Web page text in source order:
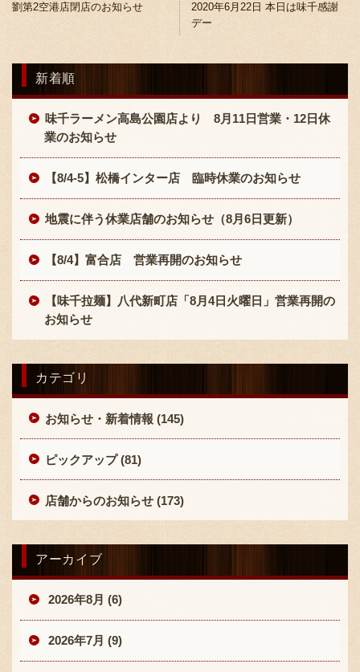
〒869-1107 熊本県菊池郡菊陽町辛川448
TEL:096-349-2222
FAX :096-349-2288
劉第2空港店閉店のお知らせ
2020年6月22日 本日は味千感謝
デー
新着順
味千ラーメン高島公園店より 8月11日営業・12日休
業のお知らせ
【8/4-5】松橋インター店 臨時休業のお知らせ
地震に伴う休業店舗のお知らせ（8月6日更新）
【8/4】富合店 営業再開のお知らせ
【味千拉麺】八代新町店「8月4日火曜日」営業再開の
お知らせ
カテゴリ
お知らせ・新着情報 (145)
ピックアップ (81)
店舗からのお知らせ (173)
アーカイブ
2026年8月 (6)
2026年7月 (9)